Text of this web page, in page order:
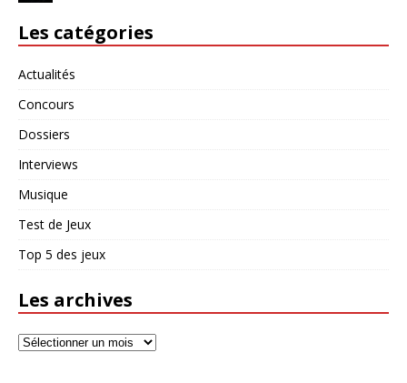
Les catégories
Actualités
Concours
Dossiers
Interviews
Musique
Test de Jeux
Top 5 des jeux
Les archives